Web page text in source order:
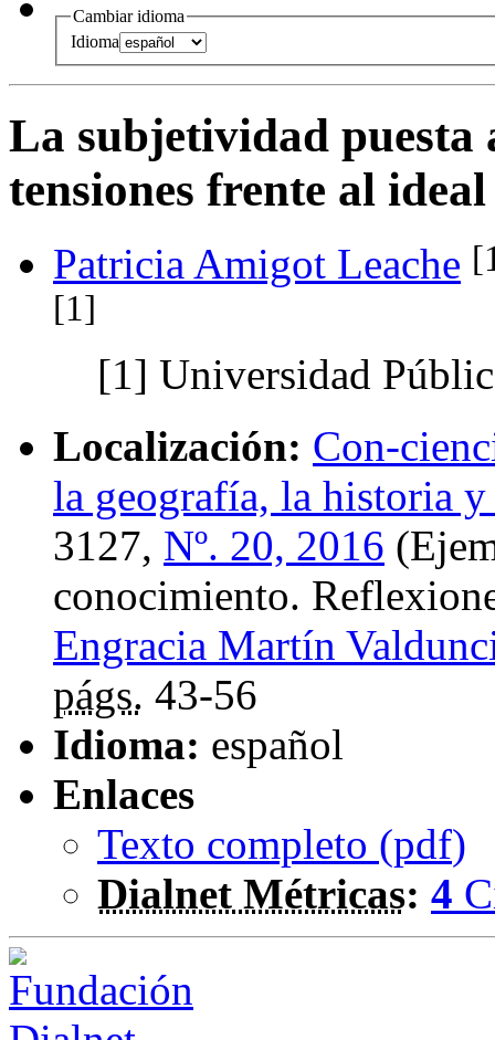
Cambiar idioma
Idioma
La subjetividad
tensiones frente al
Patricia Amigot Leache
[1]
[1] Universidad
Localización: Con-
la geografía, la historia y
3127, Nº. 20, 2016
conocimiento.
Engracia Martín
págs. 43-56
Idioma: español
Enlaces
Texto completo (pdf)
Dialnet Métricas: 4